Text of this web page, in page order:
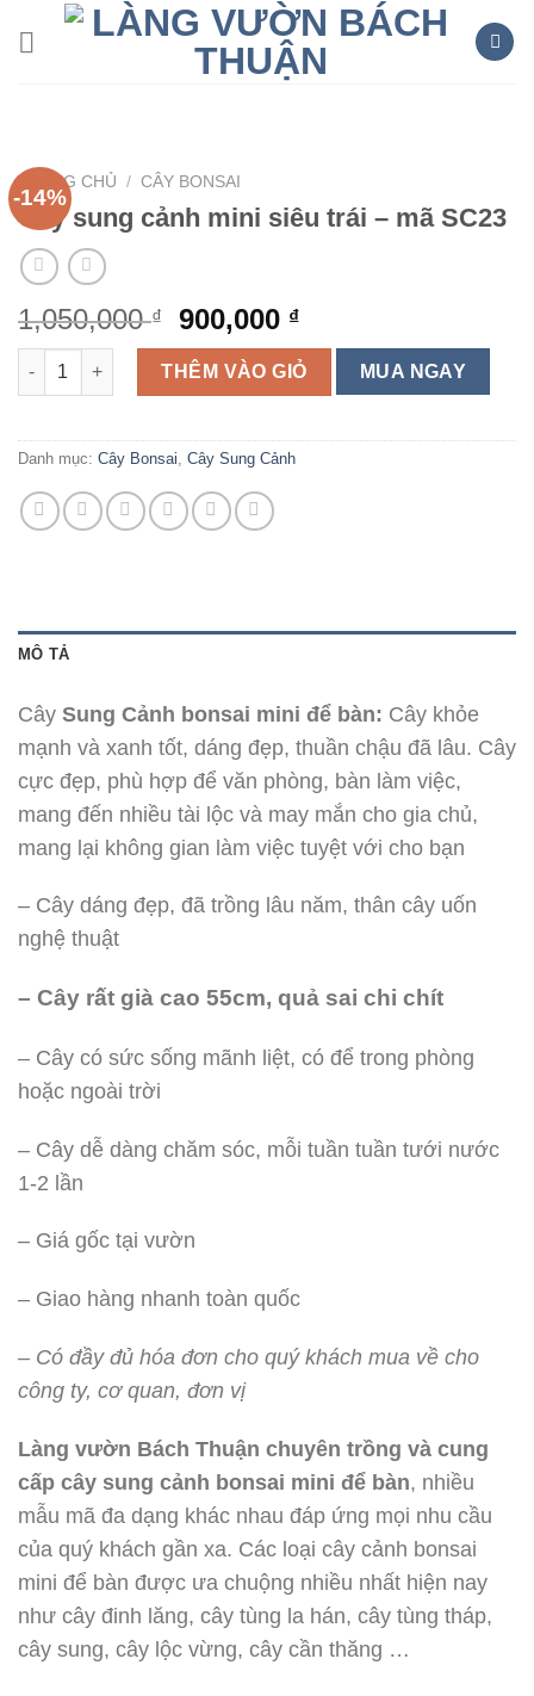
-14%
TRANG CHỦ / CÂY BONSAI
Cây sung cảnh mini siêu trái – mã SC23
1,050,000₫ 900,000 ₫
Cây sung cảnh mini siêu trái - mã SC23 số lượng
THÊM VÀO GIỎ MUA NGAY
Danh mục: Cây Bonsai Cây Sung Cảnh
MÔ TẢ
Cây Sung Cảnh bonsai mini để bàn: Cây khỏe
mạnh và xanh tốt, dáng đẹp, thuần chậu đã lâu. Cây
cực đẹp, phù hợp để văn phòng, bàn làm việc,
mang đến nhiều tài lộc và may mắn cho gia chủ,
mang lại không gian làm việc tuyệt với cho bạn
– Cây dáng đẹp, đã trồng lâu năm, thân cây uốn
nghệ thuật
– Cây rất già cao 55cm, quả sai chi chít
– Cây có sức sống mãnh liệt, có để trong phòng
hoặc ngoài trời
– Cây dễ dàng chăm sóc, mỗi tuần tuần tưới nước
1-2 lần
– Giá gốc tại vườn
– Giao hàng nhanh toàn quốc
– Có đầy đủ hóa đơn cho quý khách mua về cho
công ty, cơ quan, đơn vị
Làng vườn Bách Thuận chuyên trồng và cung
cấp cây sung cảnh bonsai mini để bàn, nhiều
mẫu mã đa dạng khác nhau đáp ứng mọi nhu cầu
của quý khách gần xa. Các loại cây cảnh bonsai
mini để bàn được ưa chuộng nhiều nhất hiện nay
như cây đinh lăng, cây tùng la hán, cây tùng tháp,
cây sung, cây lộc vừng, cây cần thăng …